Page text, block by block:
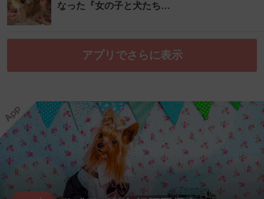
なった『女の子と犬たち…
アプリでさらに表示